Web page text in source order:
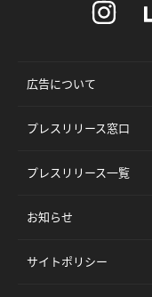
広告について
プレスリリース窓口
プレスリリース一覧
お知らせ
サイトポリシー